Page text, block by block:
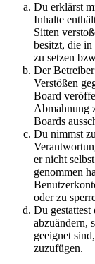
Du erklärst
Inhalte
Sitten
besitzt, die
zu setzen
Der
Verstößen
Board
Abmahnung
Boards
Du nimmst
er nicht
genommen
oder zu
Du
abzuändern,
geeignet
zuzufügen.